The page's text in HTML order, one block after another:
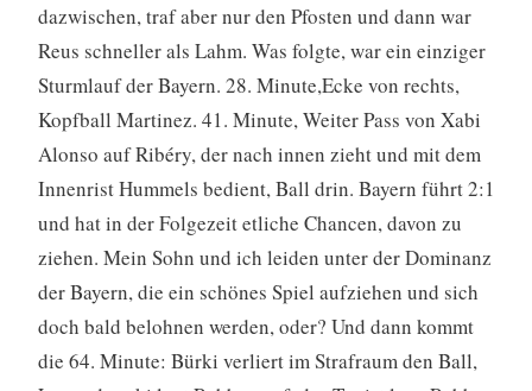
dazwischen, traf aber nur den Pfosten und dann war
Reus schneller als Lahm. Was folgte, war ein einziger
Sturmlauf der Bayern. 28. Minute,Ecke von rechts,
Kopfball Martinez. 41. Minute, Weiter Pass von Xabi
Alonso auf Ribéry, der nach innen zieht und mit dem
Innenrist Hummels bedient, Ball drin. Bayern führt 2:1
und hat in der Folgezeit etliche Chancen, davon zu
ziehen. Mein Sohn und ich leiden unter der Dominanz
der Bayern, die ein schönes Spiel aufziehen und sich
doch bald belohnen werden, oder? Und dann kommt
die 64. Minute: Bürki verliert im Strafraum den Ball,